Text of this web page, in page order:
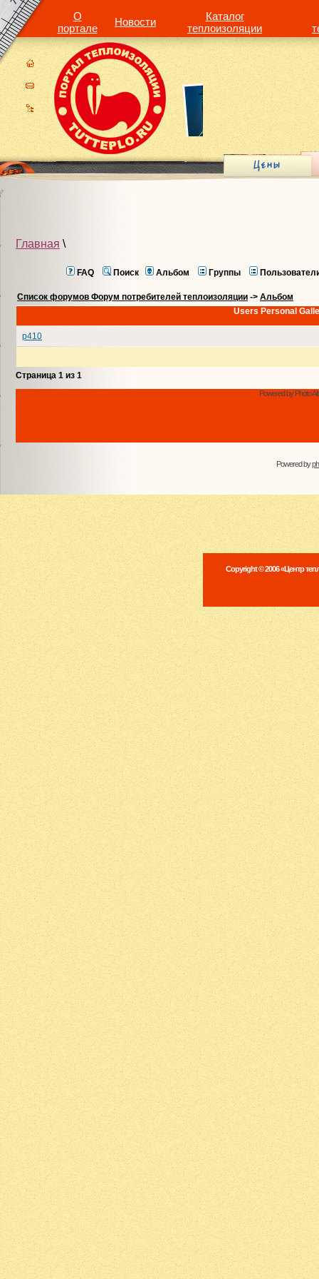
О
портале
Новости
Каталог
теплоизоляции
Главная \
FAQ Поиск Альбом Группы
Список форумов Форум потребителей теплоизоляции -> Альбом
Users Personal
p410
Страница 1 из 1
Powered by Photo
Powered by
Copyright © 2006 «Центр